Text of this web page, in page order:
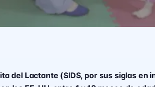
del Lactante (SIDS, por sus siglas en